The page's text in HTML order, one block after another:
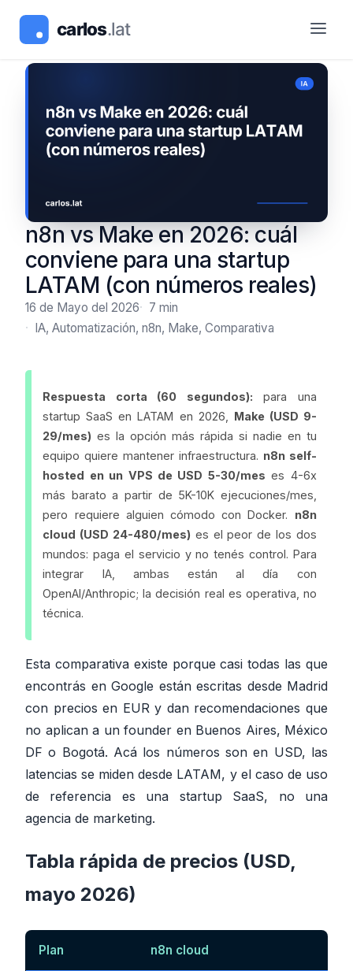
n8n vs Make en 2026: cuál
conviene para una startup
LATAM (con números reales)
16 de Mayo del 2026
7 min
IA, Automatización, n8n, Make, Comparativa
Respuesta corta (60 segundos): para una
startup SaaS en LATAM en 2026, Make (USD 9-
29/mes) es la opción más rápida si nadie en tu
equipo quiere mantener infraestructura. n8n self-
hosted en un VPS de USD 5-30/mes es 4-6x
más barato a partir de 5K-10K ejecuciones/mes,
pero requiere alguien cómodo con Docker. n8n
cloud (USD 24-480/mes) es el peor de los dos
mundos: paga el servicio y no tenés control. Para
integrar IA, ambas están al día con
OpenAI/Anthropic; la decisión real es operativa, no
técnica.
Esta comparativa existe porque casi todas las que
encontrás en Google están escritas desde Madrid
con precios en EUR y dan recomendaciones que
no aplican a un founder en Buenos Aires, México
DF o Bogotá. Acá los números son en USD, las
latencias se miden desde LATAM, y el caso de uso
de referencia es una startup SaaS, no una
agencia de marketing.
Tabla rápida de precios (USD,
mayo 2026)
Plan n8n cloud